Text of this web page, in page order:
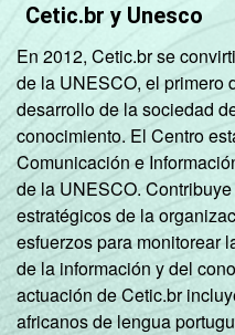
Cetic.br y Unesco
En 2012, Cetic.br se
de la UNESCO, el primero
desarrollo de la sociedad
conocimiento. El Centro
Comunicación e
de la UNESCO.
estratégicos de la
esfuerzos para monitorear
de la información y del
actuación de Cetic.br
africanos de lengua